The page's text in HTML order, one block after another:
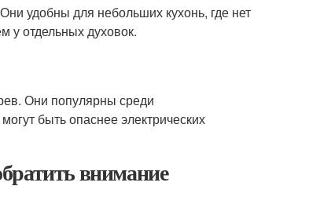
удобны для небольших кухонь, где нет
у отдельных духовок.
Они популярны среди
быть опаснее электрических
внимание